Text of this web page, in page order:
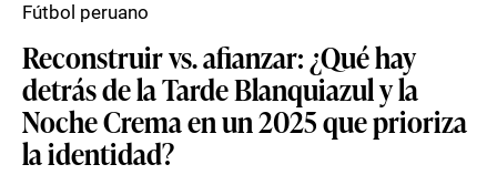
Reconstruir vs. afianzar: ¿Qué hay
detrás de la Tarde Blanquiazul y la
Noche Crema en un 2025 que prioriza
la identidad?
Fútbol peruano